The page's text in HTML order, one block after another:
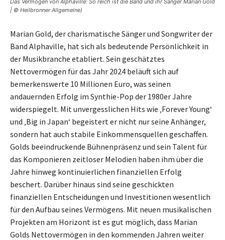
Das Vermögen von Alphaville: So reich ist die Band und ihr Sänger Marian Gold
| © Heilbronner Allgemeine)
Marian Gold, der charismatische Sänger und Songwriter der
Band Alphaville, hat sich als bedeutende Persönlichkeit in
der Musikbranche etabliert. Sein geschätztes
Nettovermögen für das Jahr 2024 beläuft sich auf
bemerkenswerte 10 Millionen Euro, was seinen
andauernden Erfolg im Synthie-Pop der 1980er Jahre
widerspiegelt. Mit unvergesslichen Hits wie ‚Forever Young‘
und ‚Big in Japan‘ begeistert er nicht nur seine Anhänger,
sondern hat auch stabile Einkommensquellen geschaffen.
Golds beeindruckende Bühnenpräsenz und sein Talent für
das Komponieren zeitloser Melodien haben ihm über die
Jahre hinweg kontinuierlichen finanziellen Erfolg
beschert. Darüber hinaus sind seine geschickten
finanziellen Entscheidungen und Investitionen wesentlich
für den Aufbau seines Vermögens. Mit neuen musikalischen
Projekten am Horizont ist es gut möglich, dass Marian
Golds Nettovermögen in den kommenden Jahren weiter